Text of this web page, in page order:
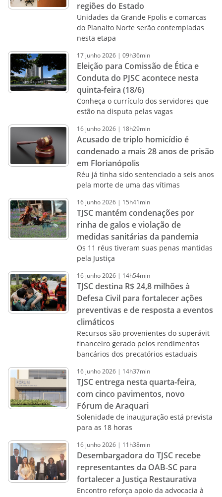
regiões do Estado
Unidades da Grande Fpolis e comarcas
do Planalto Norte serão contempladas
nesta etapa
17 junho2026 | 09h36min
Eleição para Comissão de Ética e
Conduta do PJSC acontece nesta
quinta-feira (18/6)
Conheça o currículo dos servidores que
estão na disputa pelas vagas
16 junho2026 | 18h29min
Acusado de triplo homicídio é
condenado a mais 28 anos de prisão
em Florianópolis
Réu já tinha sido sentenciado a seis anos
pela morte de uma das vítimas
16 junho2026 | 15h41min
TJSC mantém condenações por
rinha de galos e violação de
medidas sanitárias da pandemia
Os 11 réus tiveram suas penas mantidas
pela Justiça
16 junho2026 | 14h54min
TJSC destina R$ 24,8 milhões à
Defesa Civil para fortalecer ações
preventivas e de resposta a eventos
climáticos
Recursos são provenientes do superávit
financeiro gerado pelos rendimentos
bancários dos precatórios estaduais
16 junho2026 | 14h37min
TJSC entrega nesta quarta-feira,
com cinco pavimentos, novo
Fórum de Araquari
Solenidade de inauguração está prevista
para as 18 horas
16 junho2026 | 11h38min
Desembargadora do TJSC recebe
representantes da OAB-SC para
fortalecer a Justiça Restaurativa
Encontro reforça apoio da advocacia à